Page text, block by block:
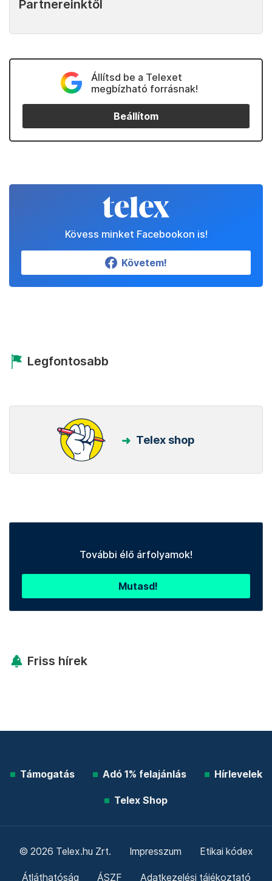
Partnereinktől
Állítsd be a Telexet
megbízható forrásnak!
Beállítom
Kövess minket Facebookon is!
Követem!
Legfontosabb
Telex shop
További élő árfolyamok!
Mutasd!
Friss hírek
Támogatás Adó 1% felajánlás Hírlevelek
Telex Shop
© 2026 Telex.hu Zrt. Impresszum Etikai kódex
Átláthatóság ÁSZF Adatkezelési tájékoztató